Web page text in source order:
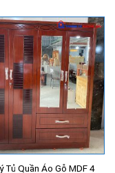
Tủ Quần Áo Gỗ MDF 4